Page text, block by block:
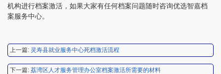
机构进行档案激活，如果大家有任何档案问题随时咨询优选智嘉档
案服务中心。
上一篇: 灵寿县就业服务中心死档激活流程
下一篇: 荔湾区人才服务管理办公室档案激活所需要的材料
李先生 137****1923 【申请成功】
王小姐 185****2848 【申请成功】
陈先生 189****1098 【申请成功】